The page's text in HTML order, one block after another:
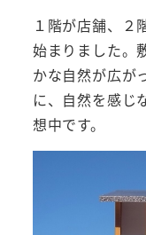
１階が店舗、２
始まりました。
かな自然が広が
に、自然を感じ
想中です。